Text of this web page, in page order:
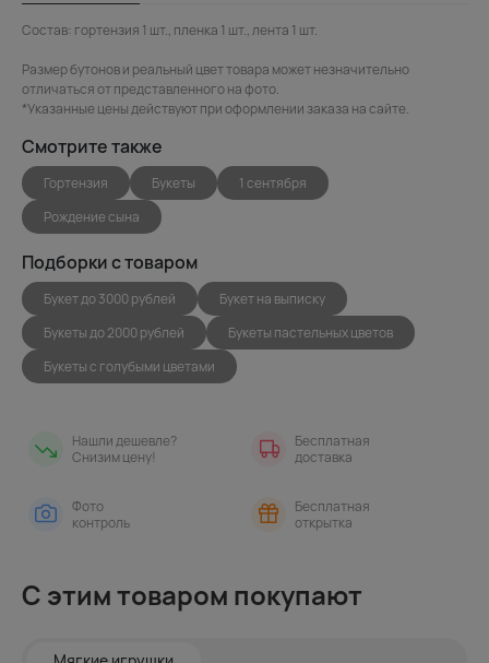
Состав: гортензия 1 шт., пленка 1 шт., лента 1 шт.
Размер бутонов и реальный цвет товара может незначительно
отличаться от представленного на фото.
*Указанные цены действуют при оформлении заказа на сайте.
Смотрите также
Гортензия Букеты
1 сентября
Рождение сына
Подборки с товаром
Букет до 3000 рублей
Букет на выписку
Букеты до 2000 рублей
Букеты пастельных цветов
Букеты с голубыми цветами
Нашли дешевле?
Снизим цену!
Бесплатная
доставка
Фото
контроль
Бесплатная
открытка
С этим товаром покупают